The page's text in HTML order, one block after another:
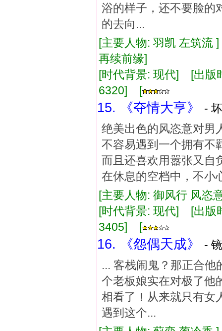
浴的样子，还不要脸
的去向...
[主要人物: 羽凯 左筑
再续前缘]
[时代背景: 现代] [出
6320] [
15. 《夺情大亨》
-
绝美出色的风恣意对男
不容易遇到一个拥有不
而且还喜欢用嚣张又
在休息的空档中，不小
[主要人物: 御风行 风
[时代背景: 现代] [出
3405] [
16. 《怨偶天成》
-
... 客栈闹鬼？那正合
个老板娘实在对极了他
相看了！从来就只有女
遇到这个...